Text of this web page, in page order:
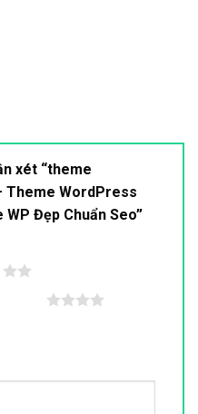
xét “theme
Theme WordPress
WP Đẹp Chuẩn Seo”